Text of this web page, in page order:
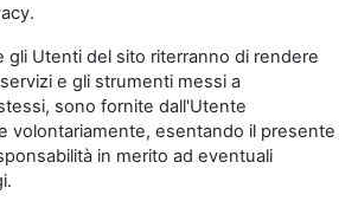
gli Utenti del sito riterranno di rendere
e gli strumenti messi a
sono fornite dall'Utente
volontariamente, esentando il presente
in merito ad eventuali